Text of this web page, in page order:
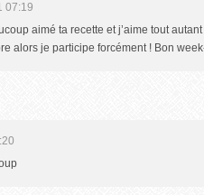
07:19
aimé ta recette et j’aime tout
alors je participe forcément ! Bon